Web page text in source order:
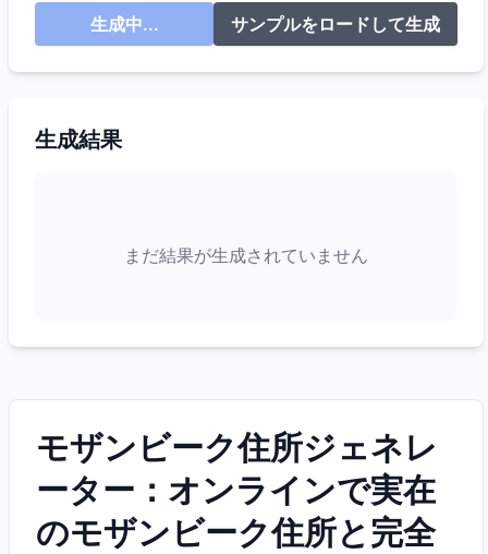
生成中... サンプルをロードして生成
生成結果
まだ結果が生成されていません
モザンビーク住所ジェネレ
ーター：オンラインで実在
のモザンビーク住所と完全